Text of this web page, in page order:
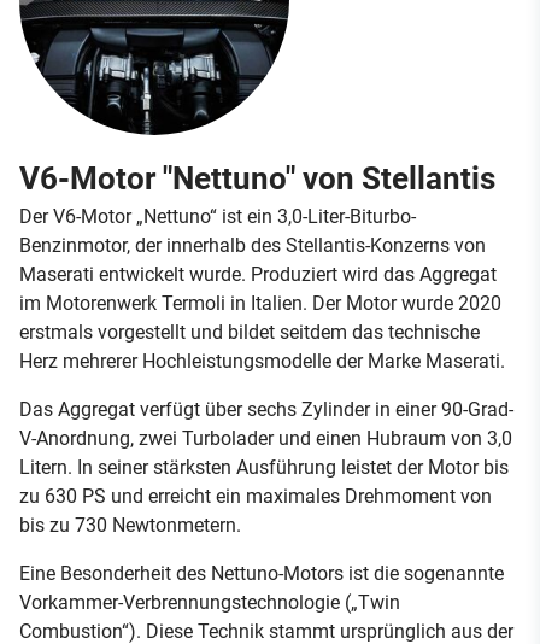
V6-Motor "Nettuno" von Stellantis
Der V6-Motor „Nettuno“ ist ein 3,0-Liter-Biturbo-
Benzinmotor, der innerhalb des Stellantis-Konzerns von
Maserati entwickelt wurde. Produziert wird das Aggregat
im Motorenwerk Termoli in Italien. Der Motor wurde 2020
erstmals vorgestellt und bildet seitdem das technische
Herz mehrerer Hochleistungsmodelle der Marke Maserati.
Das Aggregat verfügt über sechs Zylinder in einer 90-Grad-
V-Anordnung, zwei Turbolader und einen Hubraum von 3,0
Litern. In seiner stärksten Ausführung leistet der Motor bis
zu 630 PS und erreicht ein maximales Drehmoment von
bis zu 730 Newtonmetern.
Eine Besonderheit des Nettuno-Motors ist die sogenannte
Vorkammer-Verbrennungstechnologie („Twin
Combustion“). Diese Technik stammt ursprünglich aus der